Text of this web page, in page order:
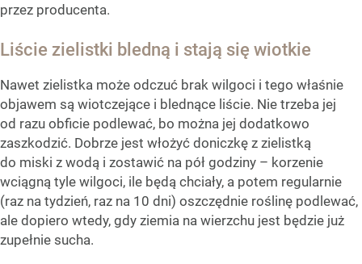
przez producenta.
Liście zielistki bledną i stają się wiotkie
Nawet zielistka może odczuć brak wilgoci i tego właśnie
objawem są wiotczejące i blednące liście. Nie trzeba jej
od razu obficie podlewać, bo można jej dodatkowo
zaszkodzić. Dobrze jest włożyć doniczkę z zielistką
do miski z wodą i zostawić na pół godziny – korzenie
wciągną tyle wilgoci, ile będą chciały, a potem regularnie
(raz na tydzień, raz na 10 dni) oszczędnie roślinę podlewać,
ale dopiero wtedy, gdy ziemia na wierzchu jest będzie już
zupełnie sucha.